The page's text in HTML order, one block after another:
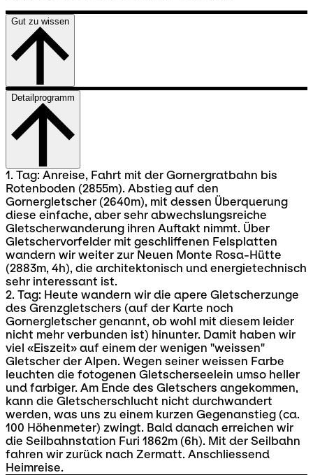
Gut zu wissen
Detailprogramm
1. Tag: Anreise, Fahrt mit der Gornergratbahn bis
Rotenboden (2855m). Abstieg auf den
Gornergletscher (2640m), mit dessen Überquerung
diese einfache, aber sehr abwechslungsreiche
Gletscherwanderung ihren Auftakt nimmt. Über
Gletschervorfelder mit geschliffenen Felsplatten
wandern wir weiter zur Neuen Monte Rosa-Hütte
(2883m, 4h), die architektonisch und energietechnisch
sehr interessant ist.
2. Tag: Heute wandern wir die apere Gletscherzunge
des Grenzgletschers (auf der Karte noch
Gornergletscher genannt, ob wohl mit diesem leider
nicht mehr verbunden ist) hinunter. Damit haben wir
viel «Eiszeit» auf einem der wenigen "weissen"
Gletscher der Alpen. Wegen seiner weissen Farbe
leuchten die fotogenen Gletscherseelein umso heller
und farbiger. Am Ende des Gletschers angekommen,
kann die Gletscherschlucht nicht durchwandert
werden, was uns zu einem kurzen Gegenanstieg (ca.
100 Höhenmeter) zwingt. Bald danach erreichen wir
die Seilbahnstation Furi 1862m (6h). Mit der Seilbahn
fahren wir zurück nach Zermatt. Anschliessend
Heimreise.